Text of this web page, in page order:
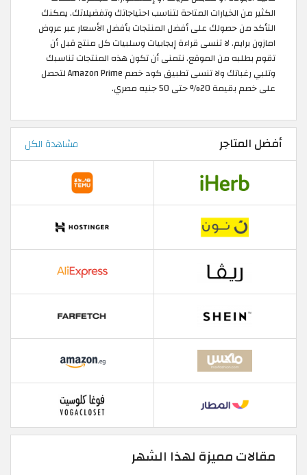
الكثير من الخيارات المتاحة لتناسب احتياجاتك وتفضيلاتك. يمكنك
التأكد من حصولك على أفضل المنتجات بأفضل الأسعار عبر عروض
امازون برايم. لا تنسى قراءة إيجابيات وسلبيات كل منتج قبل أن
تقوم بطلبه من الموقع. نتمنى أن تكون هذه المنتجات تناسبك
وتلبي رغباتك ولا تنسى تطبيق كود خصم Amazon Prime لتحصل
على خصم بقيمة 20% حتى 50 جنيه مصري.
أفضل المتاجر مشاهدة الكل
مقالات مميزة لهذا الشهر